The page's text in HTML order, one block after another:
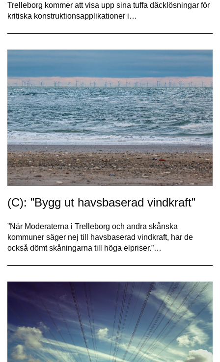
Trelleborg kommer att visa upp sina tuffa däcklösningar för
kritiska konstruktionsapplikationer i…
(C): ”Bygg ut havsbaserad vindkraft”
”När Moderaterna i Trelleborg och andra skånska
kommuner säger nej till havsbaserad vindkraft, har de
också dömt skåningarna till höga elpriser.”…